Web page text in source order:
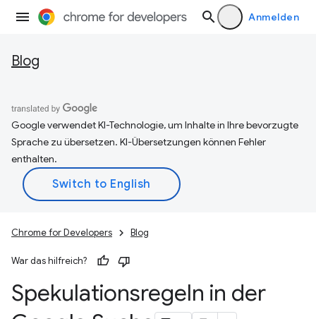
Anmelden
Blog
Google verwendet KI-Technologie, um Inhalte in Ihre bevorzugte
Sprache zu übersetzen. KI-Übersetzungen können Fehler
enthalten.
Chrome for Developers Blog
War das hilfreich?
Spekulationsregeln in der